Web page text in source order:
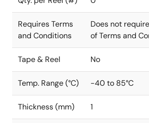
Requires Terms
and Conditions
Does not
of Terms and
Tape & Reel No
Temp. Range (°C) -40 to 85°C
Thickness (mm) 1